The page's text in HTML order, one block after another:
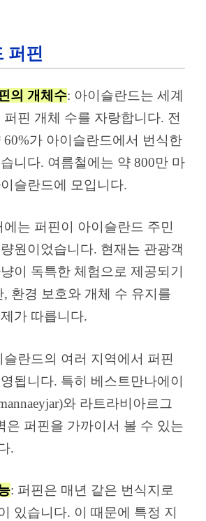
퍼핀
의 개체수: 아이슬란드는 세계
핀 개체 수를 자랑합니다. 전
가 아이슬란드에서 번식한
니다. 여름철에는 약 800만 마
슬란드에 모입니다.
에는 퍼핀이 아이슬란드 주민
원이었습니다. 현재는 관광객
이 독특한 체험으로 제공되기
환경 보호와 개체 수 유지를
가 따릅니다.
슬란드의 여러 지역에서 퍼핀
됩니다. 특히 베스트만나에이
와 라트라비아르그
은 퍼핀을 가까이서 볼 수 있는
.
: 퍼핀은 매년 같은 번식지로
있습니다. 이 때문에 특정 지